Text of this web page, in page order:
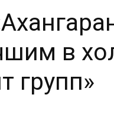
в
групп»